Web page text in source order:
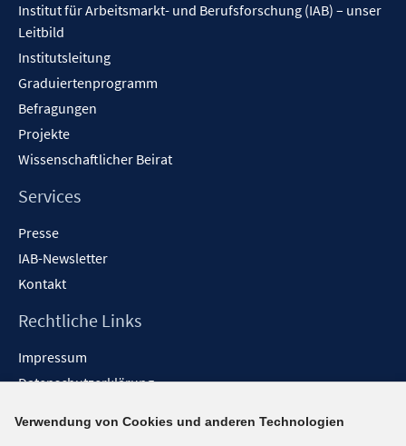
Institut für Arbeitsmarkt- und Berufsforschung (IAB) – unser
Leitbild
Institutsleitung
Graduiertenprogramm
Befragungen
Projekte
Wissenschaftlicher Beirat
Services
Presse
IAB-Newsletter
Kontakt
Rechtliche Links
Impressum
Datenschutzerklärung
Barrieren melden
Verwendung von Cookies und anderen Technologien